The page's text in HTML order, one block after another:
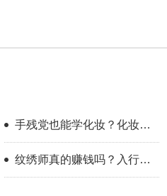
手残党也能学化妆？化妆学
校怎么选？
纹绣师真的赚钱吗？入行半
年的真实感受